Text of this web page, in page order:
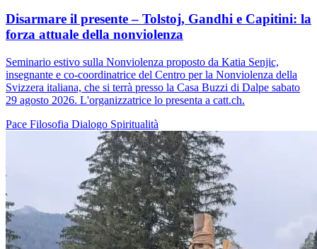
Disarmare il presente – Tolstoj, Gandhi e Capitini: la
forza attuale della nonviolenza
Seminario estivo sulla Nonviolenza proposto da Katia Senjic,
insegnante e co-coordinatrice del Centro per la Nonviolenza della
Svizzera italiana, che si terrà presso la Casa Buzzi di Dalpe sabato
29 agosto 2026. L'organizzatrice lo presenta a catt.ch.
Pace Filosofia Dialogo Spiritualità